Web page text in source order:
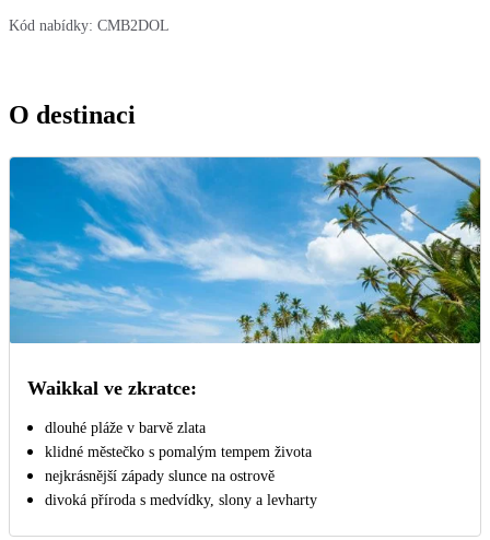
Kód nabídky: CMB2DOL
O destinaci
Waikkal ve zkratce:
dlouhé pláže v barvě zlata
klidné městečko s pomalým tempem života
nejkrásnější západy slunce na ostrově
divoká příroda s medvídky, slony a levharty